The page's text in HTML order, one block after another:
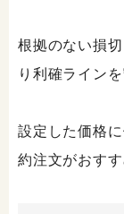
根拠のない損
り利確ライン
設定した価格
約注文がおすす